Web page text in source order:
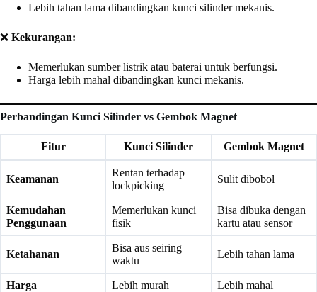
Lebih tahan lama dibandingkan kunci silinder mekanis.
❌ Kekurangan:
Memerlukan sumber listrik atau baterai untuk berfungsi.
Harga lebih mahal dibandingkan kunci mekanis.
Perbandingan Kunci Silinder vs Gembok Magnet
Fitur Kunci Silinder Gembok Magnet
Keamanan
Rentan terhadap
lockpicking
Sulit dibobol
Kemudahan
Penggunaan
Memerlukan kunci
fisik
Bisa dibuka dengan
kartu atau sensor
Ketahanan
Bisa aus seiring
waktu
Lebih tahan lama
Harga Lebih murah
Lebih mahal